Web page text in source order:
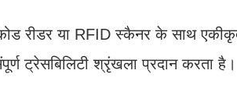
रीडर या RFID स्कैनर के साथ
ट्रेसबिलिटी श्रृंखला प्रदान करता है।